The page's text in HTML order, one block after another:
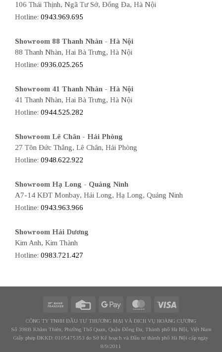
106 Thái Thịnh, Ngã Tư Sở, Đống Đa, Hà Nội
Hotline: 0943.969.695
Showroom 88 Thanh Nhàn - Hà Nội
88 Thanh Nhàn, Hai Bà Trưng, Hà Nội
Hotline: 0936.025.265
Showroom 41 Thanh Nhàn - Hà Nội
41 Thanh Nhàn, Hai Bà Trưng, Hà Nội
Hotline: 0944.525.282
Showroom Lê Chân - Hải Phòng
27 Tôn Đức Thắng, Lê Chân, Hải Phòng
Hotline: 0948.622.922
Showroom Hạ Long - Quảng Ninh
A7-14 KĐT Monbay, Hải Long, Hạ Long, Quảng Ninh
Hotline: 0943.963.966
Showroom Hải Dương
Kim Anh, Kim Thành
Hotline: 0983.721.427
CÔNG TY TNHH ĐẦU TƯ THƯƠNG MẠI VÀ DỊCH VỤ HOÀNG CƯƠNG
Số 398B Khâm Thiên, Phường Thổ Quan, Quận Đống Đa, Thành phố Hà Nội, Việt Nam
Giấy phép ĐKKD: 0105475353 do Sở Kế hoạch và Đầu tư thành phố Hà Nội cấp ngày
8/9/2011